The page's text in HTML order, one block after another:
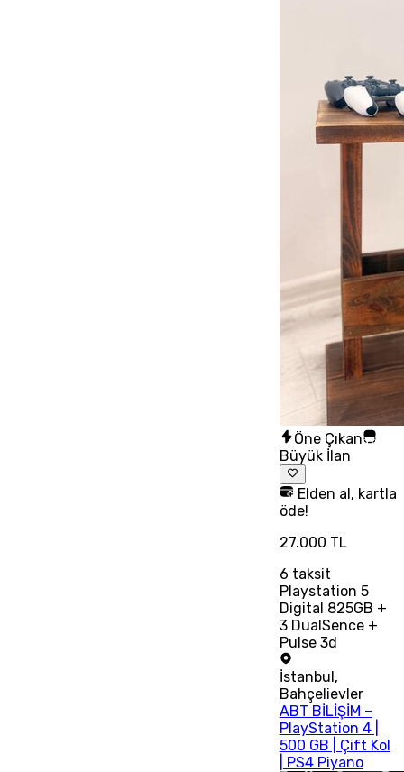
Öne Çıkan
Büyük İlan
Elden al, kartla
öde!
27.000 TL
6 taksit
Playstation 5
Digital 825GB +
3 DualSence +
Pulse 3d
İstanbul,
Bahçelievler
ABT BİLİŞİM –
PlayStation 4 |
500 GB | Çift Kol
| PS4 Piyano